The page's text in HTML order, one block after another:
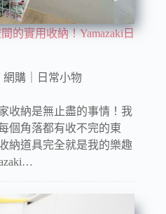
的實用收納！Yamazaki日
網購｜日常小物
收納是無止盡的事情！我
個角落都有收不完的東
納道具完全就是我的樂趣